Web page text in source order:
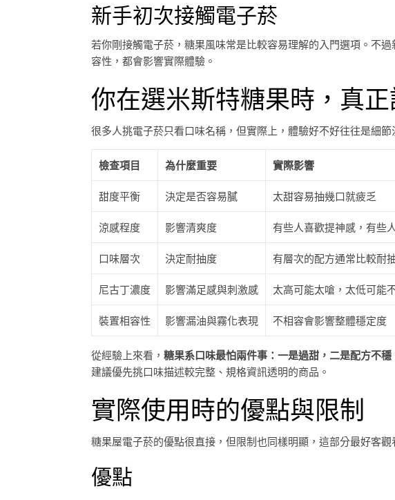
新手初次接觸電子菸
若你剛接觸電子菸，糖果風味常是比較容易理解的入門選項。不過
容性，都會影響實際體驗。
你在選米斯特糖果時，真
很多人挑電子菸只看口味名稱，但實際上，體驗好不好往往是細
檢查項目 為什麼重要 實際影響
甜度平衡 決定是否容易膩 太甜容易抽幾口就疲乏
涼感程度 影響清爽度 有些人喜歡提神感，有些
口味層次 決定耐抽度 有層次的配方通常比較耐
尼古丁濃度 影響滿足感與刺激感 太高可能太嗆，太低可能
裝置相容性 影響漏油與霧化表現 不相容會影響整體穩定度
從經驗上來看， 糖果系口味最怕兩件事：一是過甜，二是配方不穩
建議優先挑口味描述較完整、規格資訊透明的商品。
實際使用時的優點與限制
糖果屋電子菸的優點很直接，但限制也同樣明顯，這部分最好客觀
優點